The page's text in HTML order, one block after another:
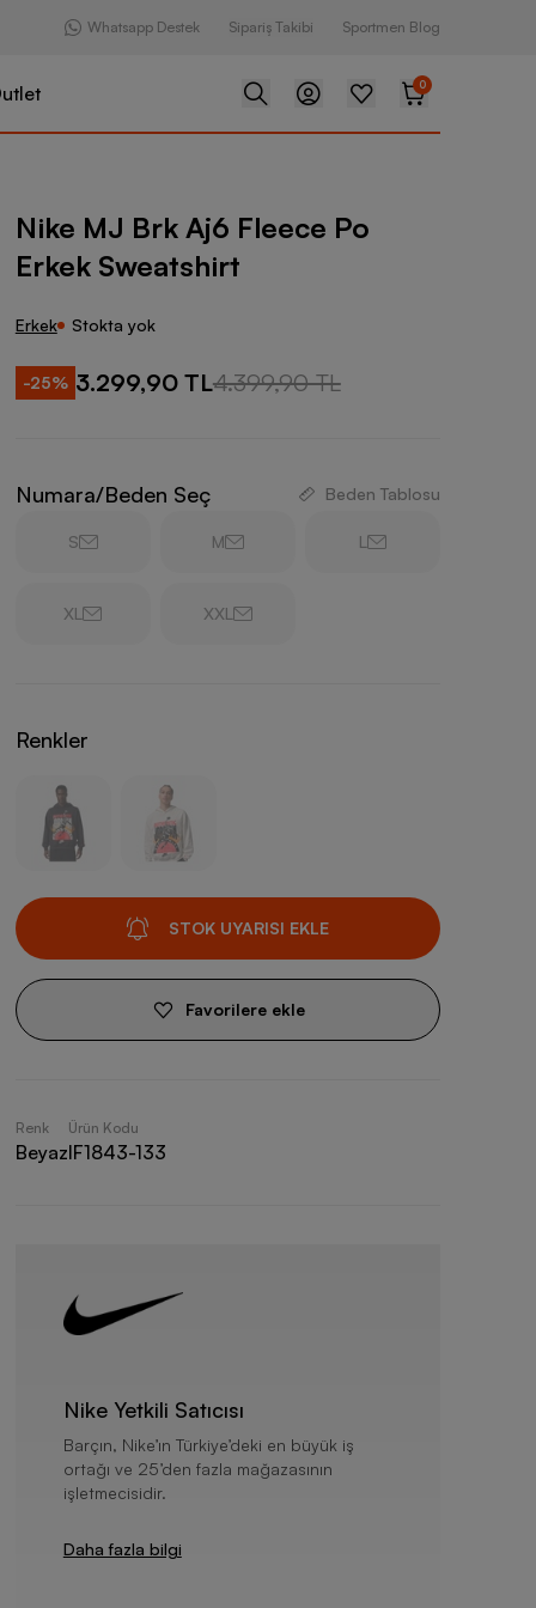
Whatsapp Destek Sipariş Takibi Sportmen Blog
0
Fleece Po Erkek Sweatshirt
Nike MJ Brk Aj6 Fleece Po
Erkek Sweatshirt
Erkek Stokta yok
-25% 3.299,90 TL4.399,90 TL
Numara/Beden Seç Beden Tablosu
S M L
XL XXL
Renkler
STOK UYARISI EKLE
Favorilere ekle
Renk
Beyaz
Ürün Kodu
IF1843-133
Nike Yetkili Satıcısı
Barçın, Nike’ın Türkiye’deki en büyük iş
ortağı ve 25’den fazla mağazasının
işletmecisidir.
Daha fazla bilgi